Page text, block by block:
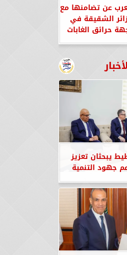
عن تضامنها مع
الشقيقة في
حرائق الغابات
يبحثان تعزيز
جهود التنمية